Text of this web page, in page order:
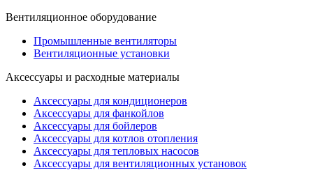
Вентиляционное оборудование
Промышленные вентиляторы
Вентиляционные установки
Аксессуары и расходные материалы
Аксессуары для кондиционеров
Аксессуары для фанкойлов
Аксессуары для бойлеров
Аксессуары для котлов отопления
Аксессуары для тепловых насосов
Аксессуары для вентиляционных установок